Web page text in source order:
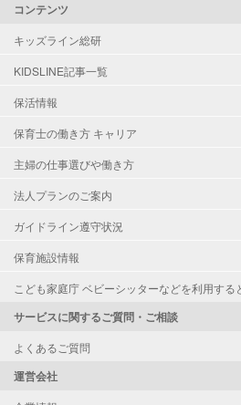
コンテンツ
キッズライン総研
KIDSLINE記事一覧
保活情報
保育士の働き方 キャリア
主婦の仕事選びや働き方
法人プランのご案内
ガイドライン遵守状況
保育施設情報
こども家庭庁 ベビーシッターなどを利用する
サービスに関するご質問・ご相談
よくあるご質問
運営会社